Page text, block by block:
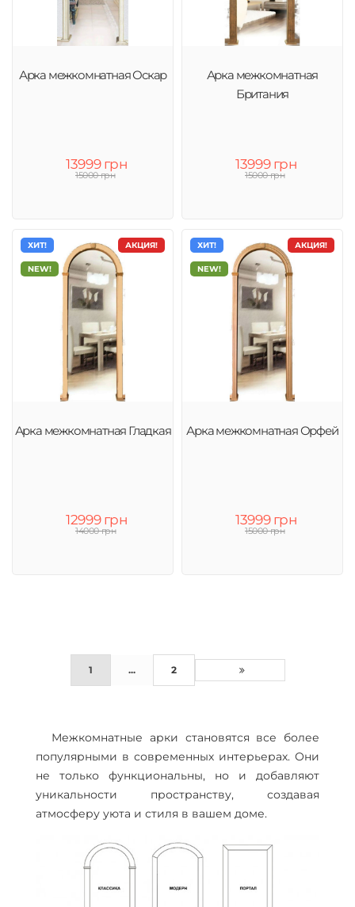
Арка межкомнатная Оскар
13999 грн
15000 грн
Арка межкомнатная
Британия
13999 грн
15000 грн
АКЦИЯ!
ХИТ!
NEW!
Арка межкомнатная Гладкая
12999 грн
14000 грн
АКЦИЯ!
ХИТ!
NEW!
Арка межкомнатная Орфей
13999 грн
15000 грн
1 ... 2
Межкомнатные арки становятся все более
популярными в современных интерьерах. Они
не только функциональны, но и добавляют
уникальности пространству, создавая
атмосферу уюта и стиля в вашем доме.